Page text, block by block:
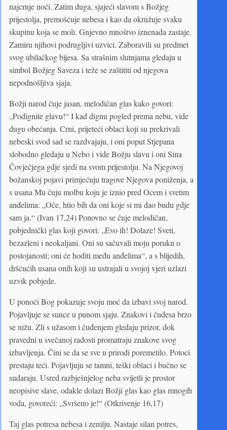
najcrnje noći. Zatim duga, sjajeći slavom s Božjeg
prijestolja, premošćuje nebesa i kao da okružuje svaku
skupinu koja se moli. Gnjevno mnoštvo iznenada zastaje.
Zamiru njihovi podrugljivi uzvici. Zaboravili su predmet
svog ubilačkog bijesa. Sa strašnim slutnjama gledaju u
simbol Božjeg Saveza i teže se zaštititi od njegova
nepodnošljiva sjaja.
Božji narod čuje jasan, melodičan glas kako govori:
„Podignite glavu!“ I kad dignu pogled prema nebu, vide
dugu obećanja. Crni, prijeteći oblaci koji su prekrivali
nebeski svod sad se razdvajaju, i oni poput Stjepana
slobodno gledaju u Nebo i vide Božju slavu i oni Sina
Čovječjega gdje sjedi na svom prijestolju. Na Njegovoj
božanskoj pojavi primjećuju tragove Njegova poniženja, a
s usana Mu čuju molbu koju je iznio pred Ocem i svetim
anđelima: „Oče, htio bih da oni koje si mi dao budu gdje
sam ja.“ (Ivan 17,24) Ponovno se čuje melodičan,
pobjednički glas koji govori: „Evo ih! Dolaze! Sveti,
bezazleni i neokaljani. Oni su sačuvali moju poruku o
postojanosti; oni će hoditi među anđelima“, a s blijedih,
dršćućih usana onih koji su ustrajali u svojoj vjeri uzlazi
uzvik pobjede.
U ponoći Bog pokazuje svoju moć da izbavi svoj narod.
Pojavljuje se sunce u punom sjaju. Znakovi i čudesa brzo
se nižu. Zli s užasom i čuđenjem gledaju prizor, dok
pravedni u svečanoj radosti promatraju znakove svog
izbavljenja. Čini se da se sve u prirodi poremetilo. Potoci
prestaju teći. Pojavljuju se tamni, teški oblaci i bučno se
sudaraju. Usred razbješnjelog neba svijetli je prostor
neopisive slave, odakle dolazi Božji glas kao glas mnogih
voda, govoreći: „Svršeno je!“ (Otkrivenje 16,17)
Taj glas potresa nebesa i zemlju. Nastaje silan potres,